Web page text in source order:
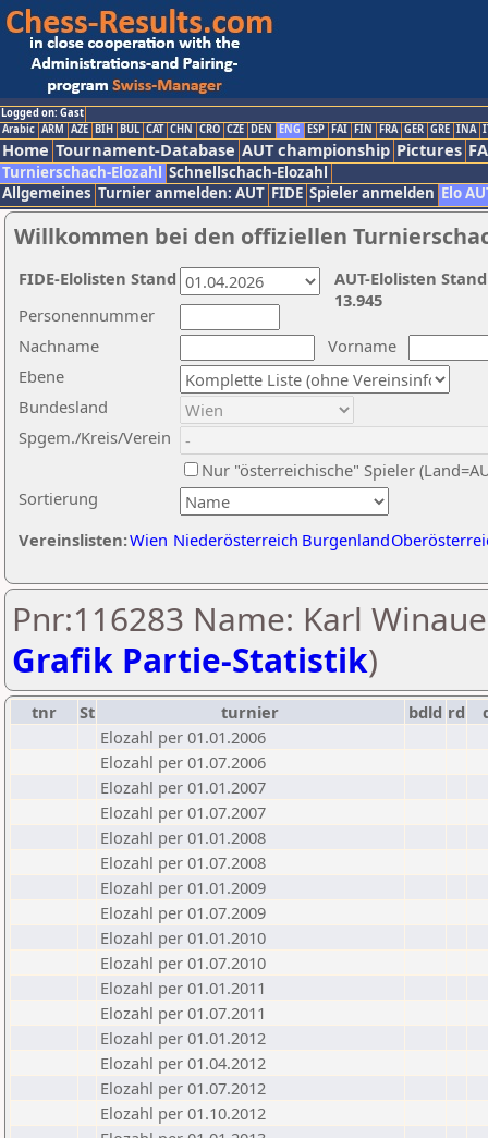
Logged on: Gast
Arabic ARM AZE BIH BUL CAT CHN CRO CZE DEN ENG ESP FAI FIN FRA GER GRE INA
Home Tournament-Database AUT championship Pictures
Turnierschach-Elozahl Schnellschach-Elozahl
Allgemeines Turnier anmelden: AUT FIDE Spieler anmelden Elo
Willkommen bei den offiziellen
Nachname
Vorname
Ebene
Sortierung
Personennummer
Bundesland
Spgem./Kreis/Verein
Nur "österreichische" Spieler
Vereinslisten:Wien Niederösterreich Burgenland
AUT-Elolisten
13.945
FIDE-Elolisten Stand
Pnr:116283 Name: Karl
Grafik Partie-Statistik)
tnr St turnier bdld rd
Elozahl per 01.01.2006
Elozahl per 01.07.2006
Elozahl per 01.01.2007
Elozahl per 01.07.2007
Elozahl per 01.01.2008
Elozahl per 01.07.2008
Elozahl per 01.01.2009
Elozahl per 01.07.2009
Elozahl per 01.01.2010
Elozahl per 01.07.2010
Elozahl per 01.01.2011
Elozahl per 01.07.2011
Elozahl per 01.01.2012
Elozahl per 01.04.2012
Elozahl per 01.07.2012
Elozahl per 01.10.2012